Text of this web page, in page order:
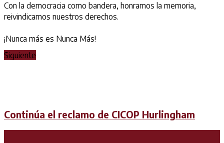
Con la democracia como bandera, honramos la memoria,
reivindicamos nuestros derechos.
¡Nunca más es Nunca Más!
Siguiente
Continúa el reclamo de CICOP Hurlingham